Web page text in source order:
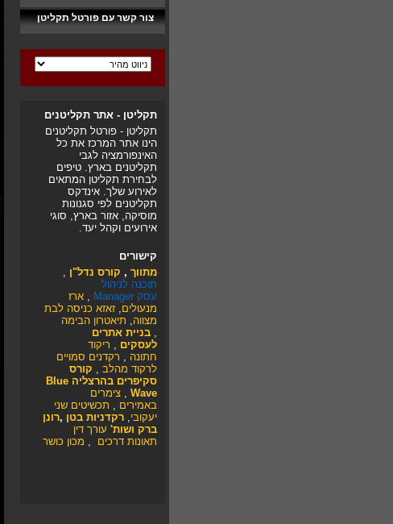
צור קשר עם פורטל תקליטן
תקליטן - אתר תקליטנים
תקליטן - פורטל תקליטנים
הינו אתר המרכז את כל
האינפורמציה לגבי
תקליטנים בארץ. טיפים
לבחירת תקליטן המתאים
לאירוע שלך. אינדקס
תקליטנים לפי סגנונות
מוסיקה, אזור בארץ, סוגי
אירועים וקהל יעד.
קישורים
מתווך , קורס נדל"ן ,
תוכנה לניהול
עסק Manager
, ארז
מנעולים, זאזא כניסה לבת
מצווה, תיאטרון הבימה
, בניית אתרים
לעסקים , ריקוד
חתונה , רקדנים סמויים
לרקוד מהלב , קורס
סקיפרים בהרצליה Blue
Wave
, צימרים
באמירים , תכשיטים שני
יעקובי, רקדניות בטן ,רונן
ברק ושות' עורך דין
תאונות דרכים , מכון כושר